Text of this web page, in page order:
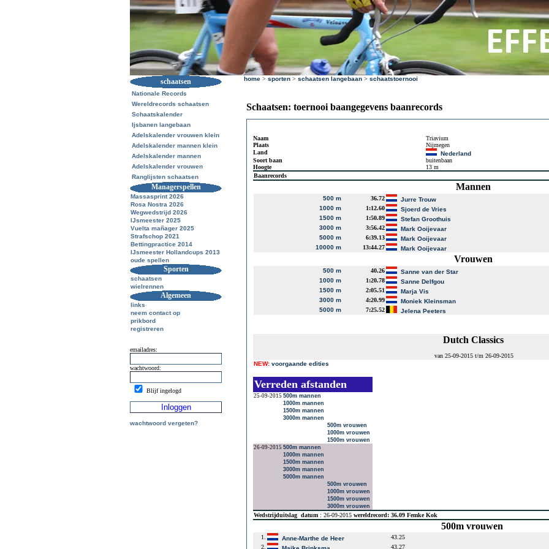
schaatsen
Nationale Records
Wereldrecords schaatsen
Schaatskalender
Ijsbanen langebaan
Adelskalender vrouwen klein
Adelskalender mannen klein
Adelskalender mannen
Adelskalender vrouwen
Ranglijsten schaatsen
Managerspellen
Massasprint 2026
Rosa Nostra 2026
Wegwedstrijd 2026
IJsmeester 2025
Vuelta mañager 2025
Strafschop 2021
Bettingpractice 2014
IJsmeester Hollandcups 2013
oude spellen
Sporten
schaatsen
wielrennen
Algemeen
links
neem contact op
prikbord
registreren
emailadres:
wachtwoord:
Blijf ingelogd
wachtwoord vergeten?
home > sporten > schaatsen langebaan > schaatstoernooi
Schaatsen: toernooi baangegevens baanrecords
Naam
Triavium
Plaats
Nijmegen
Land
Nederland
Soort baan
buitenbaan
Hoogte
13 m
Baanrecords
Mannen
500 m 36.72 Jurre Trouw
1000 m
1:12.60 Sjoerd de Vries
1500 m
1:50.89 Stefan Groothuis
3000 m
3:56.42 Mark Ooijevaar
5000 m
6:39.13 Mark Ooijevaar
10000 m
13:44.27 Mark Ooijevaar
Vrouwen
500 m 40.26 Sanne van der Star
1000 m
1:20.78 Sanne Delfgou
1500 m
2:05.51 Marja Vis
3000 m
4:20.99 Moniek Kleinsman
5000 m
7:25.52 Jelena Peeters
Dutch Classics
van 25-09-2015 t/m 26-09-2015
NEW: voorgaande edities
Verreden afstanden
25-09-2015 500m mannen
1000m mannen
1500m mannen
3000m mannen
500m vrouwen
1000m vrouwen
1500m vrouwen
26-09-2015 500m mannen
1000m mannen
1500m mannen
3000m mannen
5000m mannen
500m vrouwen
1000m vrouwen
1500m vrouwen
3000m vrouwen
Wedstrijduitslag datum : 26-09-2015 wereldrecord: 36.09 Femke Kok
500m vrouwen
1. Anne-Marthe de Heer
43.25
2.
43.27